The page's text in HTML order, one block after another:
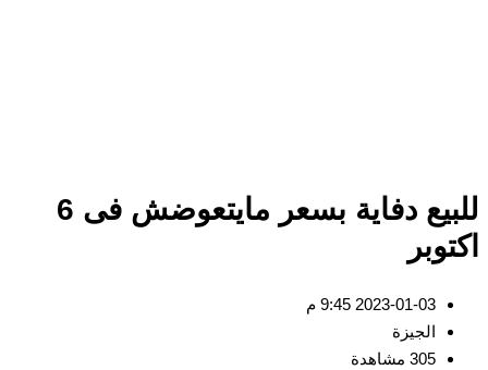
للبيع دفاية بسعر مايتعوضش فى 6
اكتوبر
2023-01-03 9:45 م
الجيزة
305 مشاهدة